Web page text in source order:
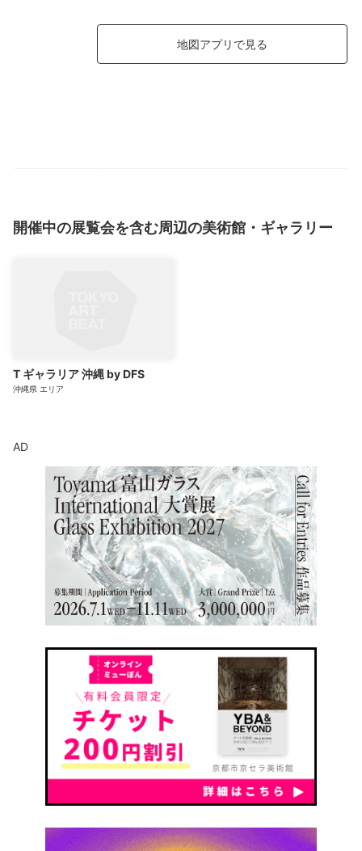
地図アプリで見る
開催中の展覧会を含む周辺の美術館・ギャラリー
T ギャラリア 沖縄 by DFS
沖縄県 エリア
AD